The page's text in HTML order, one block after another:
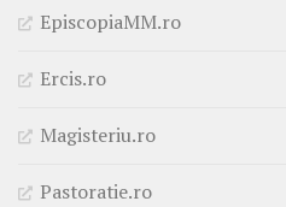
EpiscopiaMM.ro
Ercis.ro
Magisteriu.ro
Pastoratie.ro